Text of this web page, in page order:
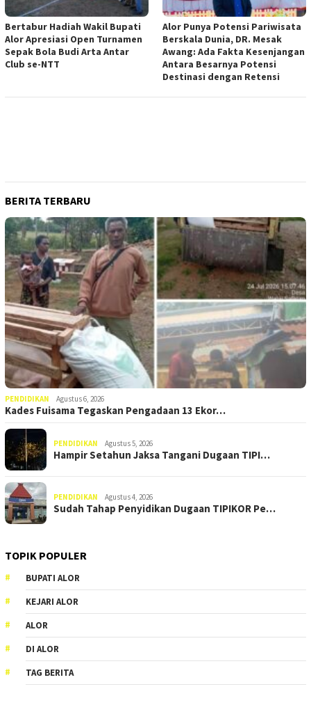
Bertabur Hadiah Wakil Bupati
Alor Apresiasi Open Turnamen
Sepak Bola Budi Arta Antar
Club se-NTT
Alor Punya Potensi Pariwisata
Berskala Dunia, DR. Mesak
Awang: Ada Fakta Kesenjangan
Antara Besarnya Potensi
Destinasi dengan Retensi
BERITA TERBARU
PENDIDIKAN Agustus 6, 2026
Kades Fuisama Tegaskan Pengadaan 13 Ekor…
PENDIDIKAN Agustus 5, 2026
Hampir Setahun Jaksa Tangani Dugaan TIPI…
PENDIDIKAN Agustus 4, 2026
Sudah Tahap Penyidikan Dugaan TIPIKOR Pe…
TOPIK POPULER
BUPATI ALOR
KEJARI ALOR
ALOR
DI ALOR
TAG BERITA